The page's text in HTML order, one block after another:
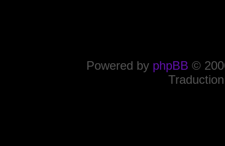
Powered by phpBB ©